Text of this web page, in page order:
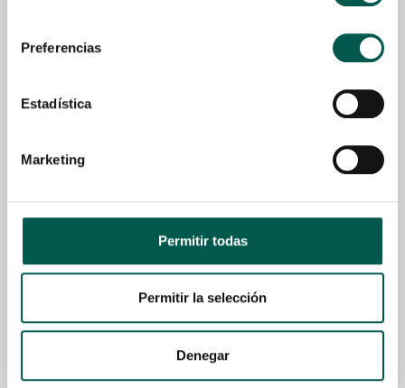
Preferencias
Estadística
Marketing
Permitir todas
Permitir la selección
Denegar
80% Gourmet Sausage Fresh Turkey
Desde4,50€
Seleccionar Opciones